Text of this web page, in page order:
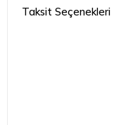
Taksit Seçenekleri